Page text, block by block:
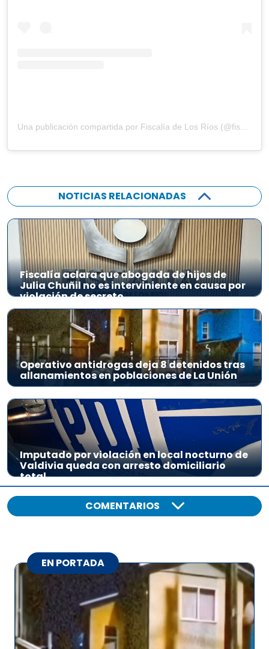
NOTICIAS RELACIONADAS
Fiscalía aclara que abogada de hijos de
Julia Chuñil no es interviniente en causa por
violación de secreto
Operativo antidrogas deja 8 detenidos tras
allanamientos en poblaciones de La Unión
Imputado por violación en local nocturno de
Valdivia queda con arresto domiciliario
total
COMENTARIOS
EN PORTADA